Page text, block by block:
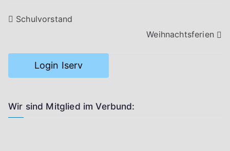
Beitragsnavigation
Schulvorstand
Weihnachtsferien
Login Iserv
Wir sind Mitglied im Verbund: